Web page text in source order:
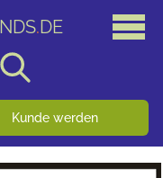
.DE
Kunde werden